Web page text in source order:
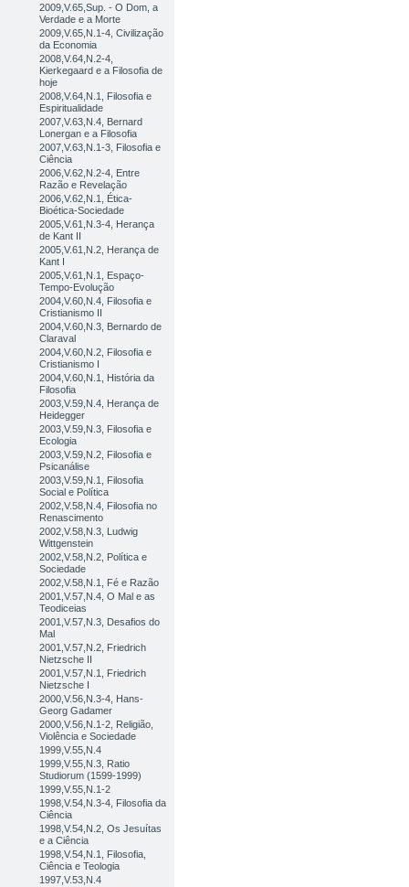
2009,V.65,Sup. - O Dom, a
Verdade e a Morte
2009,V.65,N.1-4, Civilização
da Economia
2008,V.64,N.2-4,
Kierkegaard e a Filosofia de
hoje
2008,V.64,N.1, Filosofia e
Espiritualidade
2007,V.63,N.4, Bernard
Lonergan e a Filosofia
2007,V.63,N.1-3, Filosofia e
Ciência
2006,V.62,N.2-4, Entre
Razão e Revelação
2006,V.62,N.1, Ética-
Bioética-Sociedade
2005,V.61,N.3-4, Herança
de Kant II
2005,V.61,N.2, Herança de
Kant I
2005,V.61,N.1, Espaço-
Tempo-Evolução
2004,V.60,N.4, Filosofia e
Cristianismo II
2004,V.60,N.3, Bernardo de
Claraval
2004,V.60,N.2, Filosofia e
Cristianismo I
2004,V.60,N.1, História da
Filosofia
2003,V.59,N.4, Herança de
Heidegger
2003,V.59,N.3, Filosofia e
Ecologia
2003,V.59,N.2, Filosofia e
Psicanálise
2003,V.59,N.1, Filosofia
Social e Política
2002,V.58,N.4, Filosofia no
Renascimento
2002,V.58,N.3, Ludwig
Wittgenstein
2002,V.58,N.2, Política e
Sociedade
2002,V.58,N.1, Fé e Razão
2001,V.57,N.4, O Mal e as
Teodiceias
2001,V.57,N.3, Desafios do
Mal
2001,V.57,N.2, Friedrich
Nietzsche II
2001,V.57,N.1, Friedrich
Nietzsche I
2000,V.56,N.3-4, Hans-
Georg Gadamer
2000,V.56,N.1-2, Religião,
Violência e Sociedade
1999,V.55,N.4
1999,V.55,N.3, Ratio
Studiorum (1599-1999)
1999,V.55,N.1-2
1998,V.54,N.3-4, Filosofia da
Ciência
1998,V.54,N.2, Os Jesuítas
e a Ciência
1998,V.54,N.1, Filosofia,
Ciência e Teologia
1997,V.53,N.4